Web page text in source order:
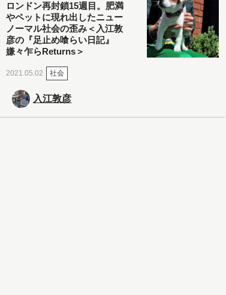
ロンドン再封鎖15週目。肥満
やペットに現れ出したニュー
ノーマル社会の歪み＜入江敦
彦の『足止め喰らい日記』
嫌々乍らReturns＞
2021.05.02 社会
入江敦彦